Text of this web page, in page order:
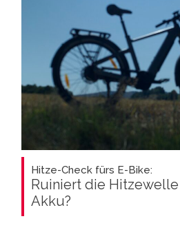
Hitze-Check fürs E-Bike:
Ruiniert die
Akku?